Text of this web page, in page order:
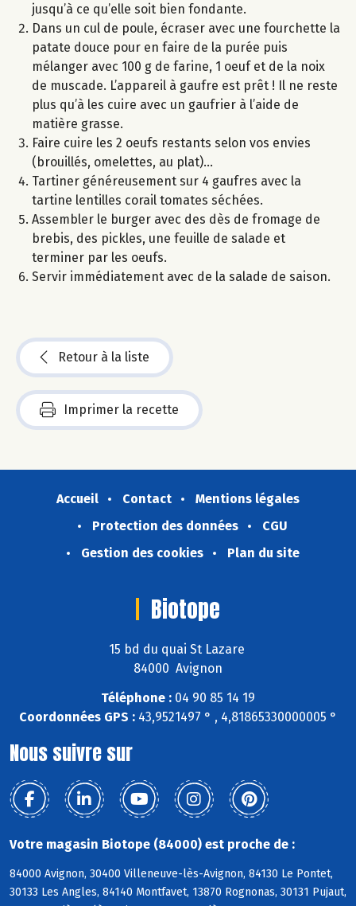
jusqu’à ce qu’elle soit bien fondante.
Dans un cul de poule, écraser avec une fourchette la
patate douce pour en faire de la purée puis
mélanger avec 100 g de farine, 1 oeuf et de la noix
de muscade. L’appareil à gaufre est prêt ! Il ne reste
plus qu’à les cuire avec un gaufrier à l’aide de
matière grasse.
Faire cuire les 2 oeufs restants selon vos envies
(brouillés, omelettes, au plat)…
Tartiner généreusement sur 4 gaufres avec la
tartine lentilles corail tomates séchées.
Assembler le burger avec des dès de fromage de
brebis, des pickles, une feuille de salade et
terminer par les oeufs.
Servir immédiatement avec de la salade de saison.
Retour à la liste
Imprimer la recette
Accueil Contact
Mentions légales
Protection des données
CGU
Gestion des cookies
Plan du site
Biotope
15 bd du quai St Lazare
84000 Avignon
Téléphone : 04 90 85 14 19
Coordonnées GPS : 43,9521497 ° , 4,81865330000005 °
Nous suivre sur
Votre magasin Biotope (84000) est proche de :
84000 Avignon, 30400 Villeneuve-lès-Avignon, 84130 Le Pontet,
30133 Les Angles, 84140 Montfavet, 13870 Rognonas, 30131 Pujaut,